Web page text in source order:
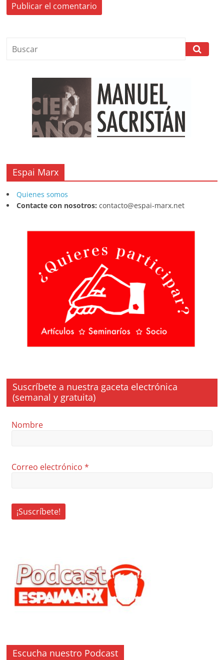
Espai Marx
Quienes somos
Contacte con nosotros: contacto@espai-marx.net
Suscríbete a nuestra gaceta electrónica
(semanal y gratuita)
Nombre
Correo electrónico*
Escucha nuestro Podcast